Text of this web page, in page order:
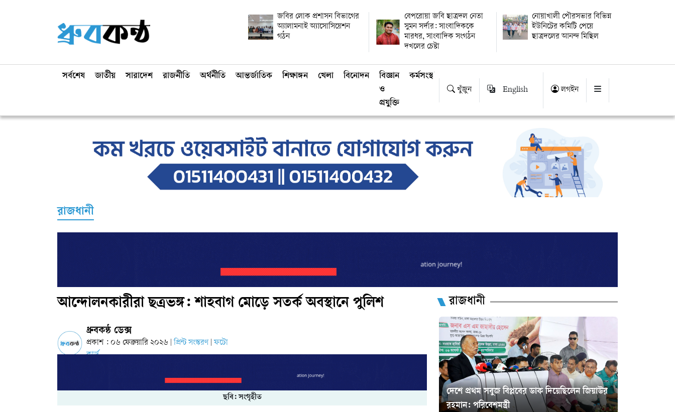
জবির লোক প্রশাসন বিভাগের
অ্যালামনাই অ্যাসোসিয়েশন
গঠন
বেপরোয়া জবি ছাত্রদল নেতা
সুমন সর্দার: সাংবাদিককে
মারধর, সাংবাদিক সংগঠন
দখলের চেষ্টা
নোয়াখালী পৌরসভার বিভিন্ন
ইউনিটের কমিটি পেয়ে
ছাত্রদলের আনন্দ মিছিল
সর্বশেষ জাতীয় সারাদেশ রাজনীতি অর্থনীতি আন্তর্জাতিক শিক্ষাঙ্গন খেলা বিনোদন
বিজ্ঞান
ও
প্রযুক্তি
কর্মসংস্থান
খুঁজুন English লগইন
রাজধানী
আন্দোলনকারীরা ছত্রভঙ্গ: শাহবাগ মোড়ে সতর্ক অবস্থানে পুলিশ
ধ্রুবকন্ঠ ডেক্স
প্রকাশ : ০৬ ফেব্রুয়ারি ২০২৬ প্রিন্ট সংস্করণ ফটো
কার্ড
ছবি: সংগৃহীত
রাজধানী
দেশে প্রথম সবুজ বিপ্লবের ডাক দিয়েছিলেন জিয়াউর
রহমান: পরিবেশমন্ত্রী